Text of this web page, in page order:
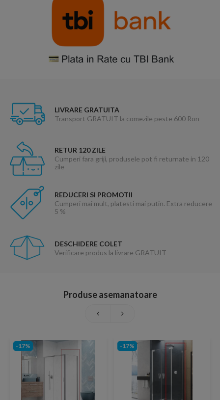
LIVRARE GRATUITA
Transport GRATUIT la comezile peste 600 Ron
RETUR 120 ZILE
Cumperi fara griji, produsele pot fi returnate in 120
zile
REDUCERI SI PROMOTII
Cumperi mai mult, platesti mai putin. Extra reducere
5 %
DESCHIDERE COLET
Verificare produs la livrare GRATUIT
Produse asemanatoare
-17% -17%